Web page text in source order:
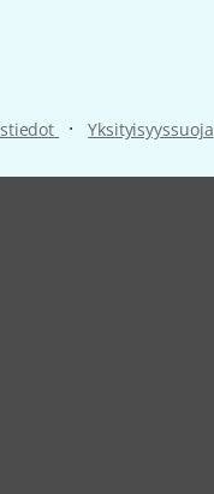
· Yksityisyyssuoja